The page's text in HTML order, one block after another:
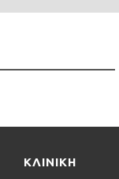
και
Ευρωπαϊκή
ΚΛΙΝΙΚΗ